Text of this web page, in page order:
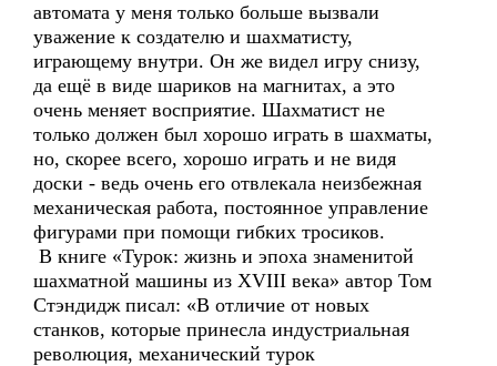
автомата у меня только больше вызвали
уважение к создателю и шахматисту,
играющему внутри. Он же видел игру снизу,
да ещё в виде шариков на магнитах, а это
очень меняет восприятие. Шахматист не
только должен был хорошо играть в шахматы,
но, скорее всего, хорошо играть и не видя
доски - ведь очень его отвлекала неизбежная
механическая работа, постоянное управление
фигурами при помощи гибких тросиков.
В книге «Турок: жизнь и эпоха знаменитой
шахматной машины из XVIII века» автор Том
Стэндидж писал: «В отличие от новых
станков, которые принесла индустриальная
революция, механический турок